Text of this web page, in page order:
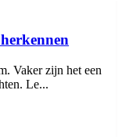
Vaker zijn het een
Le...